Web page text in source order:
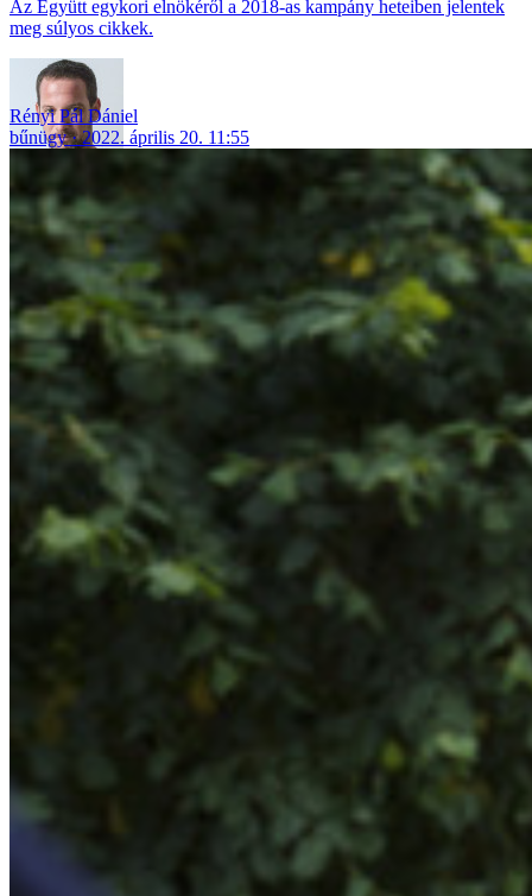
Az Együtt egykori elnökéről a 2018-as kampány heteiben jelentek
meg súlyos cikkek.
Rényi Pál Dániel
bűnügy
2022. április 20. 11:55